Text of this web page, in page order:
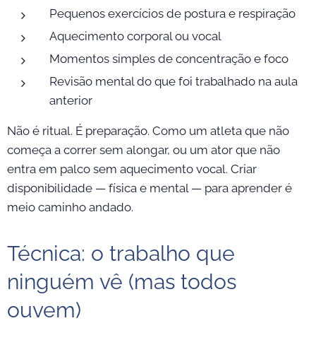
Pequenos exercícios de postura e respiração
Aquecimento corporal ou vocal
Momentos simples de concentração e foco
Revisão mental do que foi trabalhado na aula
anterior
Não é ritual. É preparação. Como um atleta que não
começa a correr sem alongar, ou um ator que não
entra em palco sem aquecimento vocal. Criar
disponibilidade — física e mental — para aprender é
meio caminho andado.
Técnica: o trabalho que
ninguém vê (mas todos
ouvem)